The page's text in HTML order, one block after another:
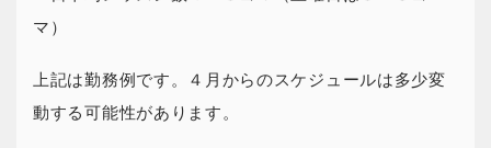
マ）
上記は勤務例です。４月からのスケジュールは多少変
動する可能性があります。